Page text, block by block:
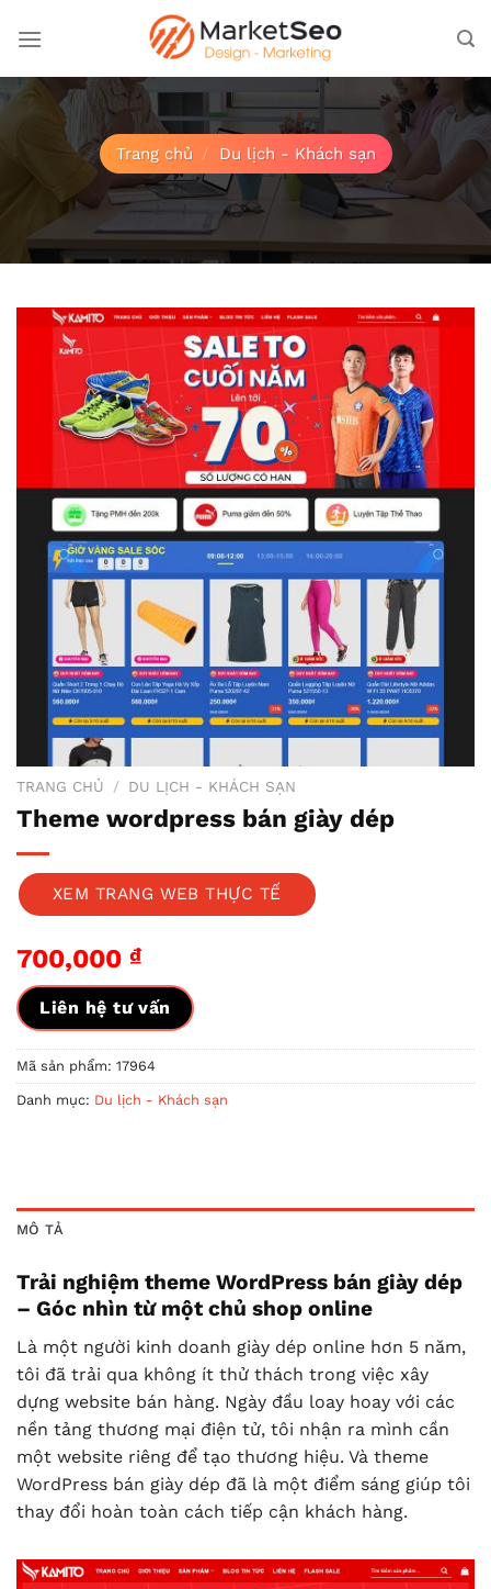
qua
dung
Trang chủ / Du lịch - Khách sạn
TRANG CHỦ / DU LỊCH - KHÁCH SẠN
Theme wordpress bán giày dép
XEM TRANG WEB THỰC TẾ
700,000 ₫
Liên hệ tư vấn
Mã sản phẩm: 17964
Danh mục: Du lịch - Khách sạn
MÔ TẢ
Trải nghiệm theme WordPress bán giày dép
– Góc nhìn từ một chủ shop online
Là một người kinh doanh giày dép online hơn 5 năm,
tôi đã trải qua không ít thử thách trong việc xây
dựng website bán hàng. Ngày đầu loay hoay với các
nền tảng thương mại điện tử, tôi nhận ra mình cần
một website riêng để tạo thương hiệu. Và theme
WordPress bán giày dép đã là một điểm sáng giúp tôi
thay đổi hoàn toàn cách tiếp cận khách hàng.